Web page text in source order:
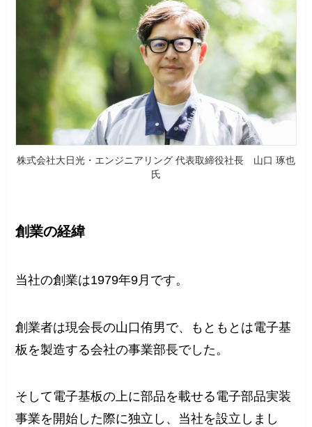
株式会社大日光・エンジニアリング 代表取締役社長 山口 琢也
氏
創業の経緯
当社の創業は1979年9月です。
創業者は現会長の山口侑男で、もともとは電子基
板を製造する会社の事業部長でした。
そして電子基板の上に部品を載せる電子部品実装
事業を開始した際に独立し、当社を設立しまし